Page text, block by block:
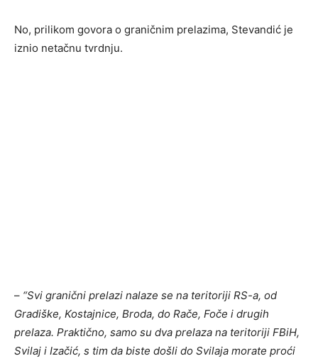
No, prilikom govora o graničnim prelazima, Stevandić je
iznio netačnu tvrdnju.
– “Svi granični prelazi nalaze se na teritoriji RS-a, od
Gradiške, Kostajnice, Broda, do Rače, Foče i drugih
prelaza. Praktično, samo su dva prelaza na teritoriji FBiH,
Svilaj i Izačić, s tim da biste došli do Svilaja morate proći